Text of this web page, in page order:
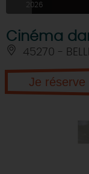
2026
Cinéma
45270 -
Je réserve